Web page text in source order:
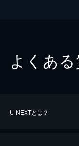
よくあ
U-NEXTとは？